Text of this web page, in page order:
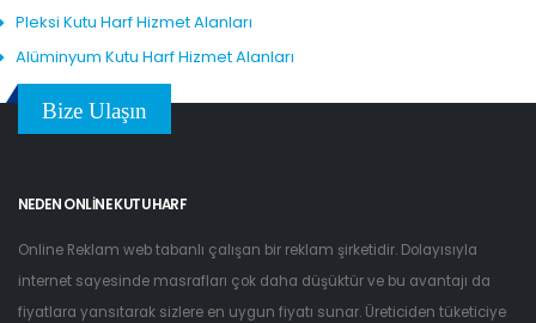
Pleksi Kutu Harf Hizmet Alanları
Alüminyum Kutu Harf Hizmet Alanları
Bize Ulaşın
NEDEN ONLINE KUTU HARF
Online Reklam web tabanlı çalışan bir reklam şirketidir. Dolayısıyla
internet sayesinde masrafları çok daha düşüktür ve bu avantajı da
fiyatlara yansıtarak sizlere en uygun fiyatı sunar. Üreticiden tüketiciye